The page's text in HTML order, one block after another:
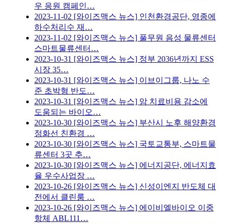
우 응원 캠페인…
2023-11-02 [와이즈맥스 뉴스] 인천환경공단, 영종에
하수처리수 재…
2023-11-02 [와이즈맥스 뉴스] 풀무원 음성 물류센터
스마트물류센터…
2023-10-31 [와이즈맥스 뉴스] 정부 2036년까지 ESS
시장 35…
2023-10-31 [와이즈맥스 뉴스] 이브이그룹, 나노 수
준 초박형 반도…
2023-10-31 [와이즈맥스 뉴스] 암 치료비용 감소에
도움되는 바이오…
2023-10-30 [와이즈맥스 뉴스] 부산시 노후 해양환경
정화선 친환경 …
2023-10-30 [와이즈맥스 뉴스] 국토교통부, 스마트물
류센터 3곳 추…
2023-10-30 [와이즈맥스 뉴스] 에너지공단, 에너지효
율 우수사업장 …
2023-10-26 [와이즈맥스 뉴스] 신성이엔지 반도체 대
전에서 클린룸 …
2023-10-26 [와이즈맥스 뉴스] 에이비엘바이오 이중
항체 ABL111…